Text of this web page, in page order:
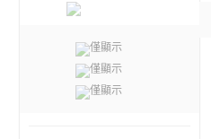
僅顯示
僅顯示
僅顯示